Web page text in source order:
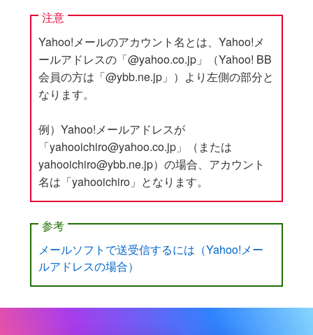
注意
Yahoo!メールのアカウント名とは、Yahoo!メ
ールアドレスの「@yahoo.co.jp 」（Yahoo! BB
会員の方は「@ybb.ne.jp 」）より左側の部分と
なります。
例）Yahoo!メールアドレスが
「yahooichiro@yahoo.co.jp 」（または
yahooichiro@ybb.ne.jp）の場合、アカウント
名は「yahooichiro」となります。
参考
メールソフトで送受信するには（Yahoo!メー
ルアドレスの場合）